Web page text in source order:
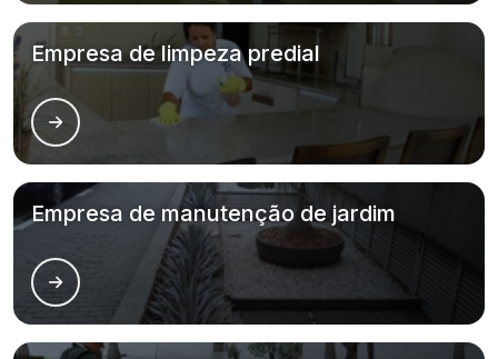
Empresa de limpeza predial
Empresa de manutenção de jardim